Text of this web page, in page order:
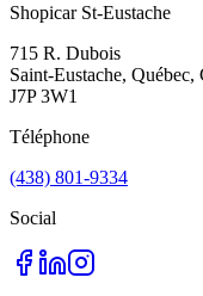
Shopicar St-Eustache
715 R. Dubois
Saint-Eustache, Québec,
J7P 3W1
Téléphone
(438) 801-9334
Social